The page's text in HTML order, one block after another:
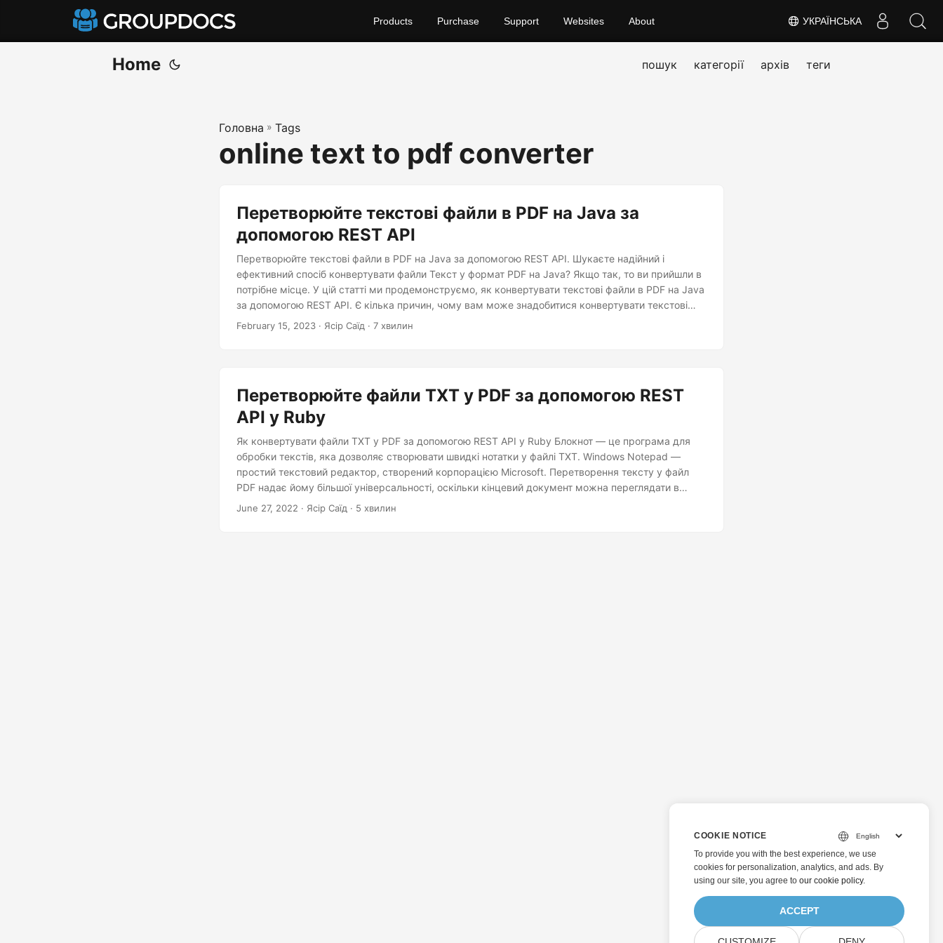
УКРАЇНСЬКА
Products Purchase Support Websites About
Home пошук категорії архів теги
Головна » Tags
online text to pdf converter
Перетворюйте текстові файли в PDF на Java за
допомогою REST API
Перетворюйте текстові файли в PDF на Java за допомогою REST API. Шукаєте надійний і
ефективний спосіб конвертувати файли Текст у формат PDF на Java? Якщо так, то ви прийшли в
потрібне місце. У цій статті ми продемонструємо, як конвертувати текстові файли в PDF на Java
за допомогою REST API. Є кілька причин, чому вам може знадобитися конвертувати текстові
файли у формат PDF. Файли PDF можуть зберігати форматування, забезпечувати підвищений
February 15, 2023 · Ясір Саїд · 7 хвилин
Перетворюйте файли TXT у PDF за допомогою REST
API у Ruby
Як конвертувати файли TXT у PDF за допомогою REST API у Ruby Блокнот — це програма для
обробки текстів, яка дозволяє створювати швидкі нотатки у файлі TXT. Windows Notepad —
простий текстовий редактор, створений корпорацією Microsoft. Перетворення тексту у файл
PDF надає йому більшої універсальності, оскільки кінцевий документ можна переглядати в
будь-якій системі. Щоб виконати програмне перетворення TXT у PDF, у цій статті описано, як
June 27, 2022 · Ясір Саїд · 5 хвилин
COOKIE NOTICE
To provide you with the best experience, we use
cookies for personalization, analytics, and ads. By
using our site, you agree to our cookie policy.
ACCEPT